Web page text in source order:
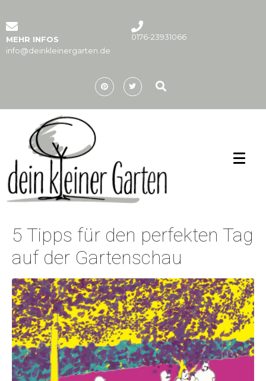
MEHR INFOS
info@deinkleinergarten.de
0176-23931066
5 Tipps für den perfekten Tag
auf der Gartenschau